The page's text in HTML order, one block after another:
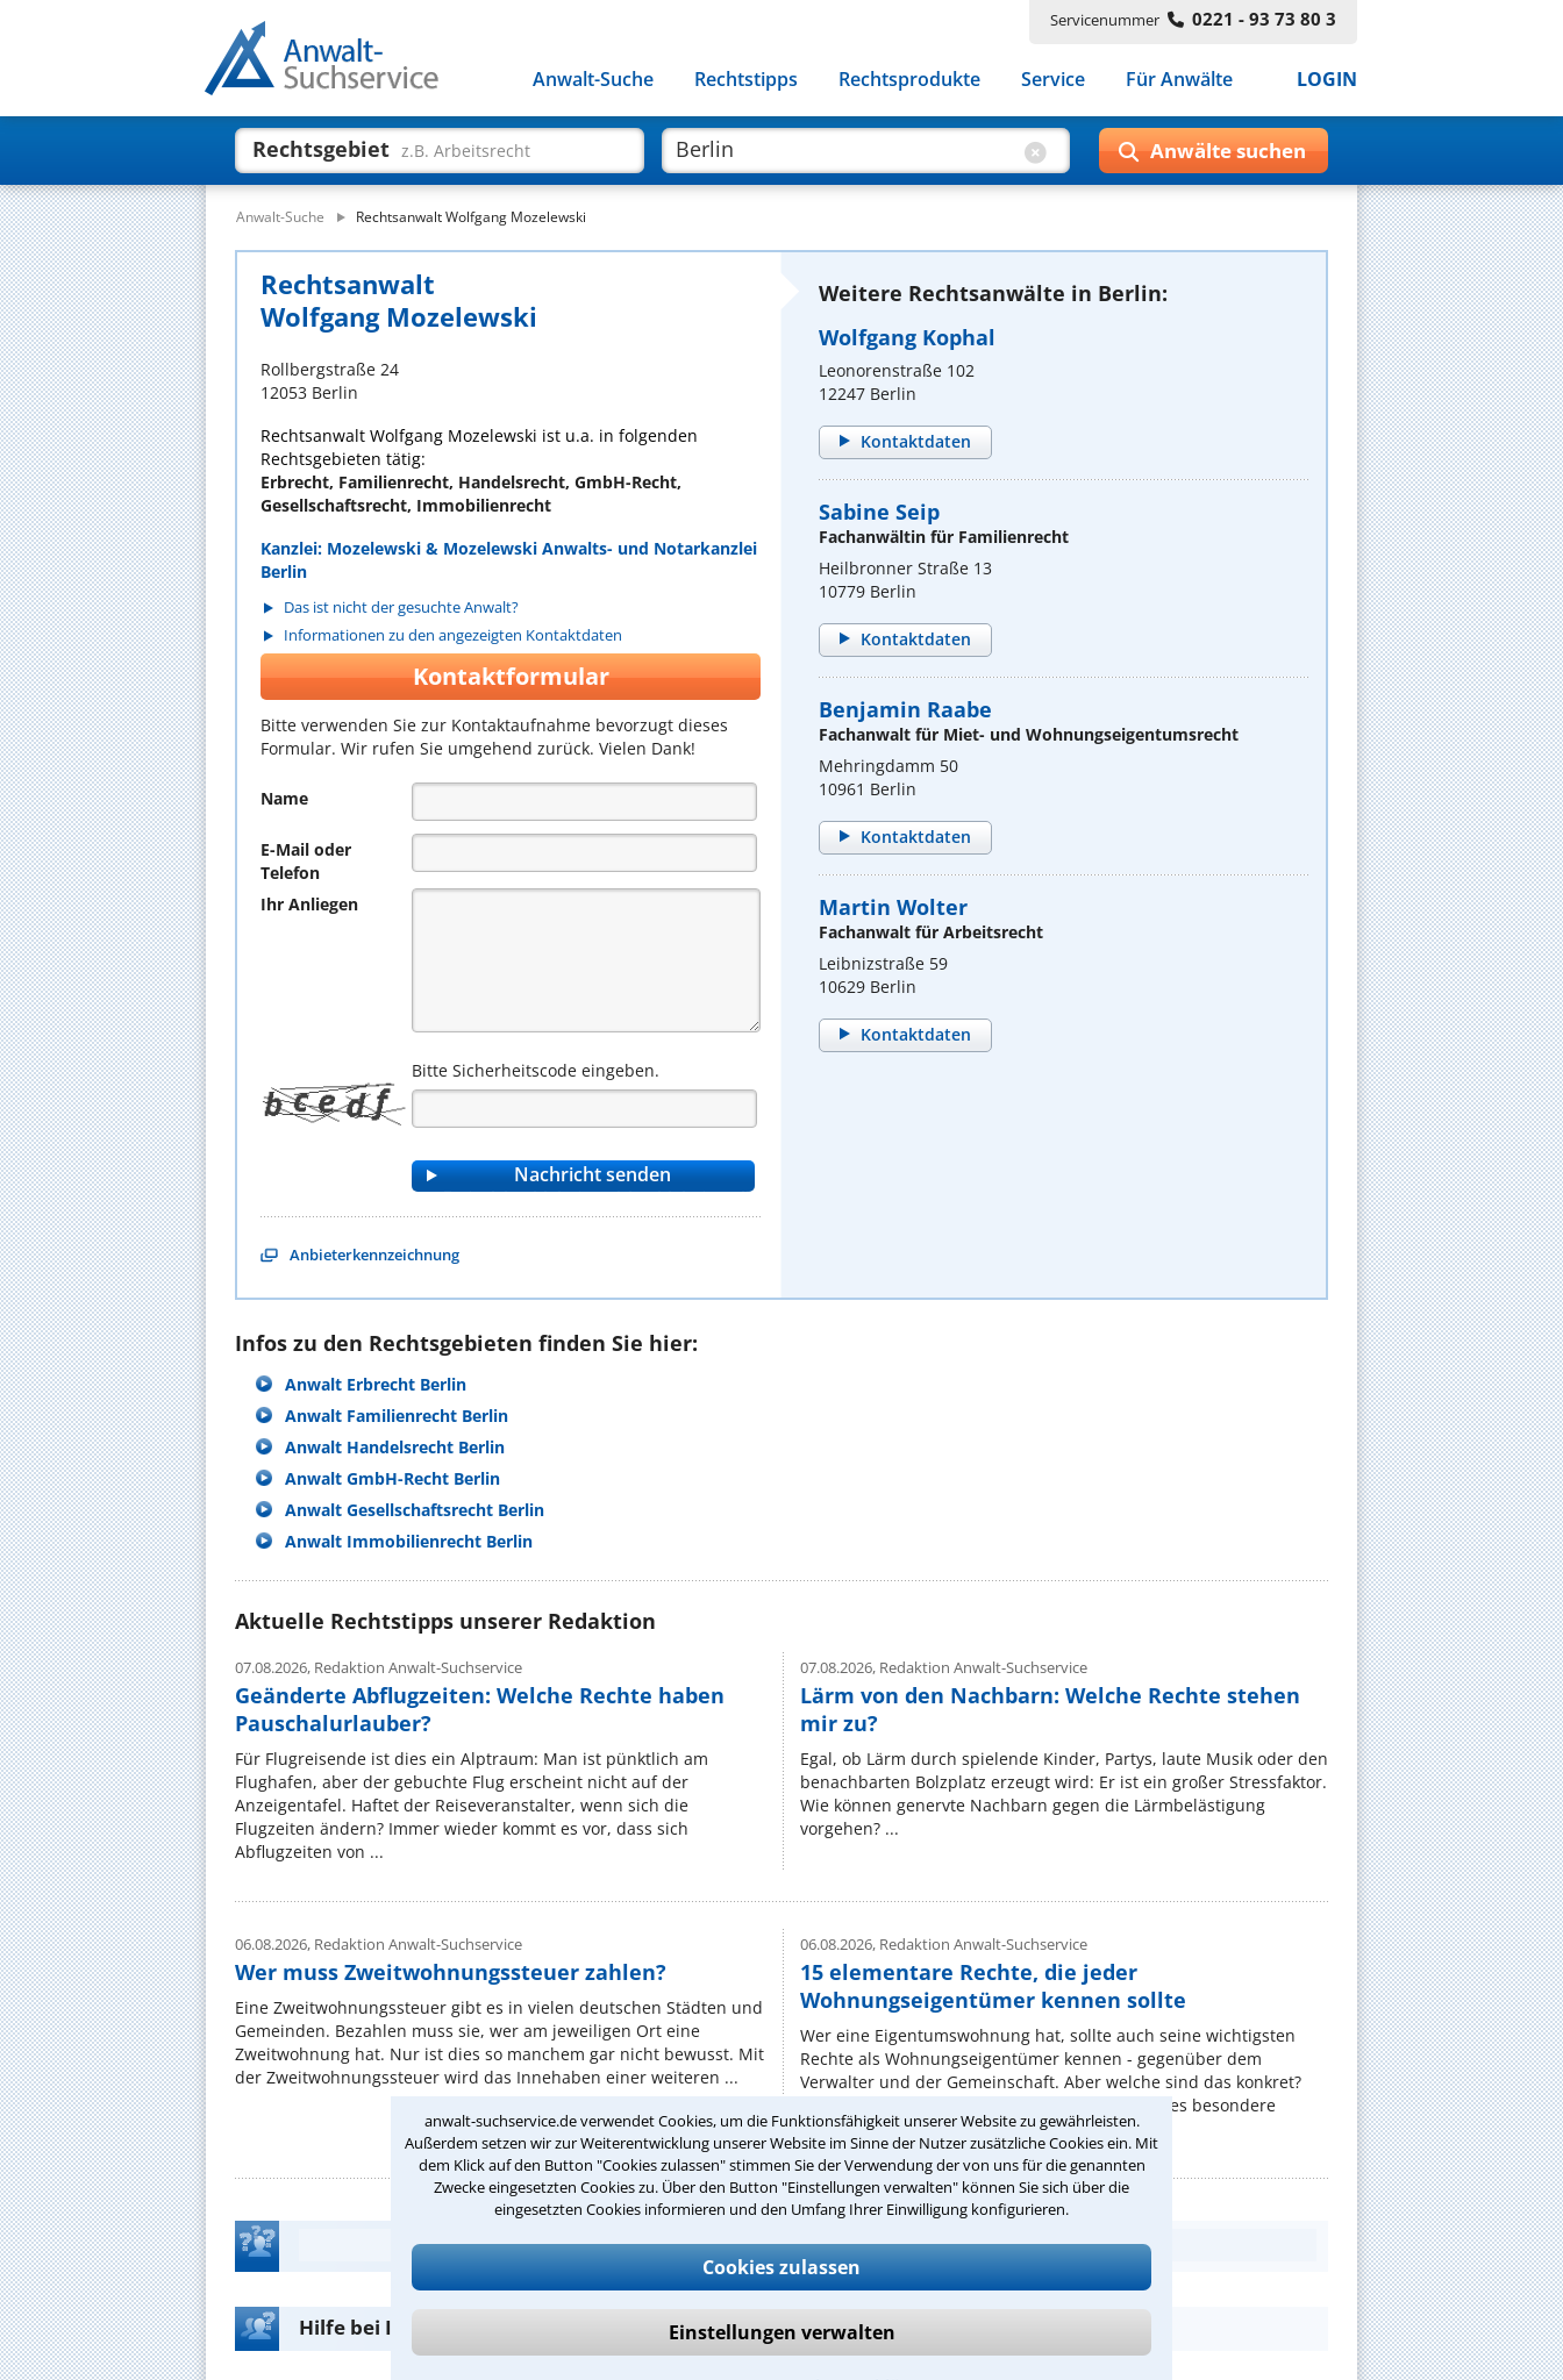
anwalt-suchservice.de verwendet Cookies, um die Funktionsfähigkeit unserer Website zu gewährleisten.
Außerdem setzen wir zur Weiterentwicklung unserer Website im Sinne der Nutzer zusätzliche Cookies ein. Mit
dem Klick auf den Button "Cookies zulassen" stimmen Sie der Verwendung der von uns für die genannten
Zwecke eingesetzten Cookies zu. Über den Button "Einstellungen verwalten" können Sie sich über die
eingesetzten Cookies informieren und den Umfang Ihrer Einwilligung konfigurieren.
Cookies zulassen
Einstellungen verwalten
Servicenummer 0221 - 93 73 80 3
Anwalt-Suche Rechtstipps Rechtsprodukte Service Für Anwälte LOGIN
Rechtsgebiet z.B. Arbeitsrecht
Anwalt-Suche Rechtsanwalt Wolfgang Mozelewski
Rechtsanwalt
Wolfgang Mozelewski
Rollbergstraße 24
12053 Berlin
Rechtsanwalt Wolfgang Mozelewski ist u.a. in folgenden
Rechtsgebieten tätig:
Erbrecht, Familienrecht, Handelsrecht, GmbH-Recht,
Gesellschaftsrecht, Immobilienrecht
Kanzlei: Mozelewski & Mozelewski Anwalts- und Notarkanzlei
Berlin
Das ist nicht der gesuchte Anwalt?
Informationen zu den angezeigten Kontaktdaten
Kontaktformular
Bitte verwenden Sie zur Kontaktaufnahme bevorzugt dieses
Formular. Wir rufen Sie umgehend zurück. Vielen Dank!
Name
E-Mail oder
Telefon
Ihr Anliegen
Bitte Sicherheitscode eingeben.
Anbieterkennzeichnung
Weitere Rechtsanwälte in Berlin:
Wolfgang Kophal
Leonorenstraße 102
12247 Berlin
Kontaktdaten
Sabine Seip
Fachanwältin für Familienrecht
Heilbronner Straße 13
10779 Berlin
Kontaktdaten
Benjamin Raabe
Fachanwalt für Miet- und Wohnungseigentumsrecht
Mehringdamm 50
10961 Berlin
Kontaktdaten
Martin Wolter
Fachanwalt für Arbeitsrecht
Leibnizstraße 59
10629 Berlin
Kontaktdaten
Infos zu den Rechtsgebieten finden Sie hier:
Anwalt Erbrecht Berlin
Anwalt Familienrecht Berlin
Anwalt Handelsrecht Berlin
Anwalt GmbH-Recht Berlin
Anwalt Gesellschaftsrecht Berlin
Anwalt Immobilienrecht Berlin
Aktuelle Rechtstipps unserer Redaktion
07.08.2026, Redaktion Anwalt-Suchservice
Geänderte Abflugzeiten: Welche Rechte haben
Pauschalurlauber?
Für Flugreisende ist dies ein Alptraum: Man ist pünktlich am
Flughafen, aber der gebuchte Flug erscheint nicht auf der
Anzeigentafel. Haftet der Reiseveranstalter, wenn sich die
Flugzeiten ändern? Immer wieder kommt es vor, dass sich
Abflugzeiten von ...
07.08.2026,Redaktion Anwalt-Suchservice
Lärm von den Nachbarn: Welche Rechte stehen
mir zu?
Egal, ob Lärm durch spielende Kinder, Partys, laute Musik oder den
benachbarten Bolzplatz erzeugt wird: Er ist ein großer Stressfaktor.
Wie können genervte Nachbarn gegen die Lärmbelästigung
vorgehen? ...
06.08.2026, Redaktion Anwalt-Suchservice
Wer muss Zweitwohnungssteuer zahlen?
Eine Zweitwohnungssteuer gibt es in vielen deutschen Städten und
Gemeinden. Bezahlen muss sie, wer am jeweiligen Ort eine
Zweitwohnung hat. Nur ist dies so manchem gar nicht bewusst. Mit
der Zweitwohnungssteuer wird das Innehaben einer weiteren ...
06.08.2026,Redaktion Anwalt-Suchservice
15 elementare Rechte, die jeder
Wohnungseigentümer kennen sollte
Wer eine Eigentumswohnung hat, sollte auch seine wichtigsten
Rechte als Wohnungseigentümer kennen - gegenüber dem
Verwalter und der Gemeinschaft. Aber welche sind das konkret?
Für Wohnungseigentümergemeinschaften gibt es besondere
Regeln, niedergelegt ...
Teste Dein Rechtswissen
Hilfe bei Ihrer Anwaltsuche?